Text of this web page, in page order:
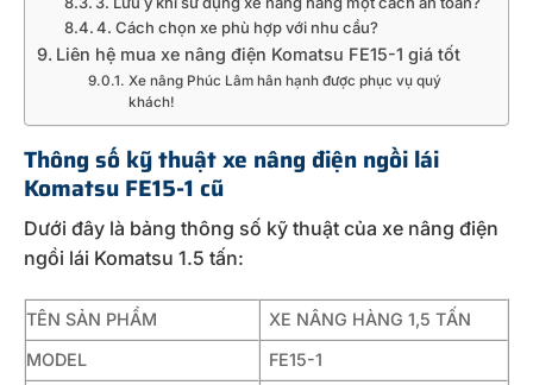
4. Cách chọn xe phù hợp với nhu cầu?
Liên hệ mua xe nâng điện Komatsu FE15-1 giá tốt
Xe nâng Phúc Lâm hân hạnh được phục vụ quý
khách!
Thông số kỹ thuật xe nâng điện ngồi lái
Komatsu FE15-1 cũ
Dưới đây là bảng thông số kỹ thuật của xe nâng điện
ngồi lái Komatsu 1.5 tấn:
TÊN SẢN PHẨM
XE NÂNG HÀNG 1,5 TẤN
MODEL
FE15-1